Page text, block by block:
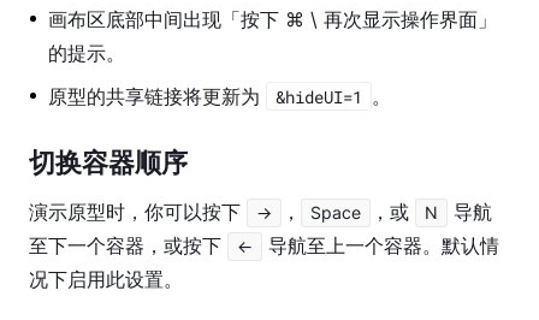
画布区底部中间出现「按下 ⌘ \ 再次显示操作界面」
的提示。
原型的共享链接将更新为
&hideUI=1 。
切换容器顺序
演示原型时，你可以按下 → ， Space ，或 N
导航
至下一个容器，或按下
←
导航至上一个容器。默认情
况下启用此设置。